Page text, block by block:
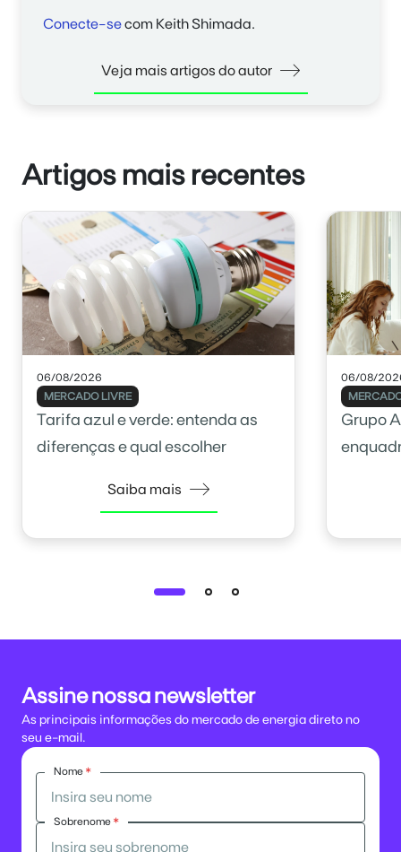
Conecte-secom Keith Shimada.
Veja mais artigos do autor
Artigos mais recentes
06/08/2026
MERCADO LIVRE
Tarifa azul e verde: entenda as
diferenças e qual escolher
Saiba mais
06/08/
Grupo
Assine nossa newsletter
As principais informações do mercado de energia direto no
seu e-mail.
Nome *
Sobrenome *